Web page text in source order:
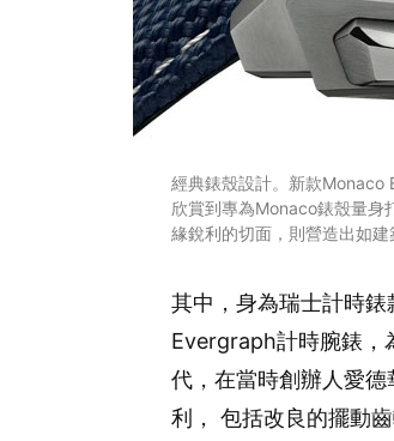
經典錶殼設計。新款Monaco
欣賞到專為Monaco錶殼量身
緣銳利的切面，則營造出如建
其中，身為瑞士計時
Evergraph計時腕錶，
代，在當時創辦人愛
利， 包括改良的擺動